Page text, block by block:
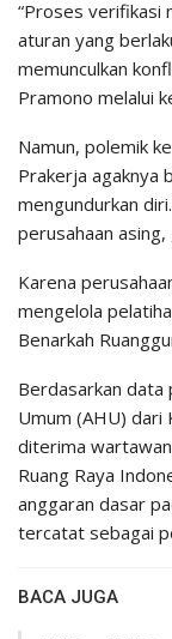
“Proses verifikasi
aturan yang
memunculkan
Pramono melalui
Namun, polemik
Prakerja agaknya
mengundurkan
perusahaan asing,
Karena
mengelola
Benarkah
Berdasarkan data
Umum (AHU) dari
diterima
Ruang Raya
anggaran dasar
tercatat sebagai
BACA JUGA